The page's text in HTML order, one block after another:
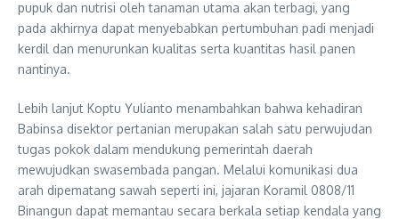
pupuk dan nutrisi oleh tanaman utama akan terbagi, yang
pada akhirnya dapat menyebabkan pertumbuhan padi menjadi
kerdil dan menurunkan kualitas serta kuantitas hasil panen
nantinya.
Lebih lanjut Koptu Yulianto menambahkan bahwa kehadiran
Babinsa disektor pertanian merupakan salah satu perwujudan
tugas pokok dalam mendukung pemerintah daerah
mewujudkan swasembada pangan. Melalui komunikasi dua
arah dipematang sawah seperti ini, jajaran Koramil 0808/11
Binangun dapat memantau secara berkala setiap kendala yang